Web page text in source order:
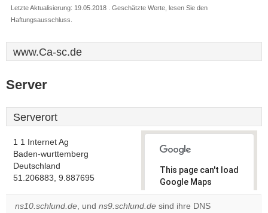
Letzte Aktualisierung: 19.05.2018 . Geschätzte Werte, lesen Sie den
Haftungsausschluss.
www.Ca-sc.de
Server
Serverort
1 1 Internet Ag
Baden-wurttemberg
Deutschland
51.206883, 9.887695
This page can't load
Google Maps
correctly.
ns10.schlund.de, und ns9.schlund.de sind ihre DNS